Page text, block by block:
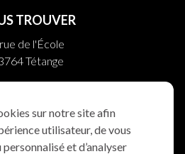
sur notre site afin
utilisateur, de vous
et d’analyser
TROUVER
de l'École
Tétange
Boevange/Attert
SUIVRE